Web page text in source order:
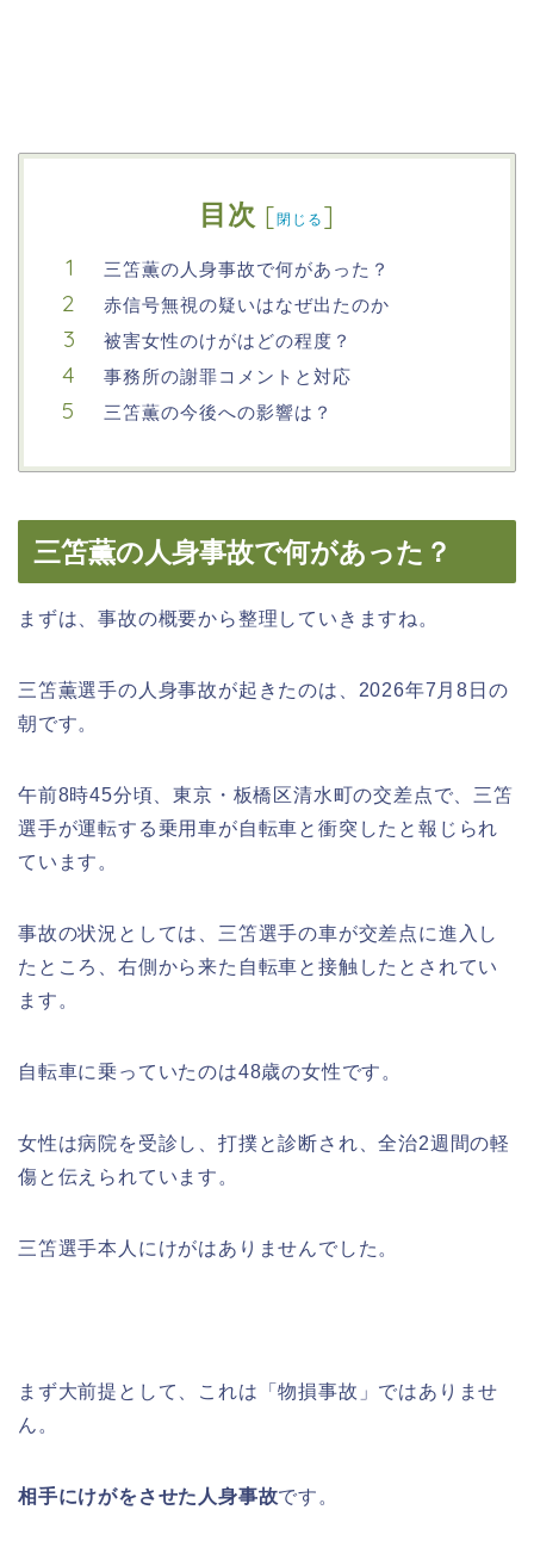
目次 [閉じる ]
三笘薫の人身事故で何があった？
赤信号無視の疑いはなぜ出たのか
被害女性のけがはどの程度？
事務所の謝罪コメントと対応
三笘薫の今後への影響は？
三笘薫の人身事故で何があった？
まずは、事故の概要から整理していきますね。
三笘薫選手の人身事故が起きたのは、2026年7月8日の
朝です。
午前8時45分頃、東京・板橋区清水町の交差点で、三笘
選手が運転する乗用車が自転車と衝突したと報じられ
ています。
事故の状況としては、三笘選手の車が交差点に進入し
たところ、右側から来た自転車と接触したとされてい
ます。
自転車に乗っていたのは48歳の女性です。
女性は病院を受診し、打撲と診断され、全治2週間の軽
傷と伝えられています。
三笘選手本人にけがはありませんでした。
まず大前提として、これは「物損事故」ではありませ
ん。
相手にけがをさせた人身事故です。